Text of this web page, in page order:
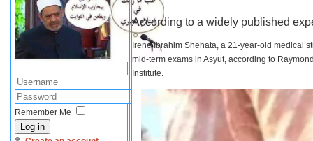
Remember Me
Log in
According to a widely published
Irene Ibrahim Shehata, a 21-year-old medical
mid-term exams in Asyut, according to
Institute.